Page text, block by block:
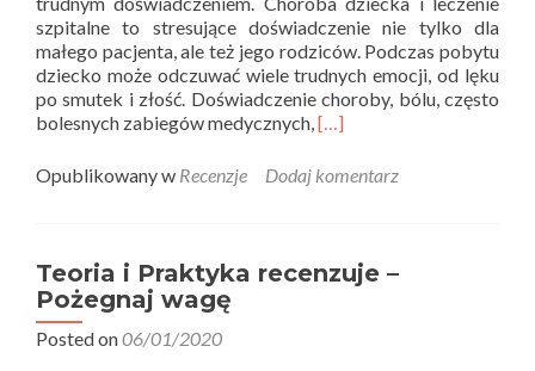
szpitalne to stresujące doświadczenie nie tylko dla
małego pacjenta, ale też jego rodziców. Podczas pobytu
dziecko może odczuwać wiele trudnych emocji, od lęku
po smutek i złość. Doświadczenie choroby, bólu, często
bolesnych zabiegów medycznych,Read
about
recenzuje
–
[…]
Opublikowany w Recenzje Dodaj komentarz
Teoria i Praktyka recenzuje –
Pożegnaj wagę
Posted on06/01/2020